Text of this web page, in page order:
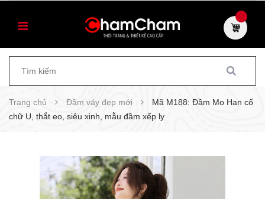
Trang chủ Đầm váy đẹp mới
Mã M188: Đầm Mo Han cổ
chữ U, thắt eo, siêu xinh, mẫu đầm xếp ly